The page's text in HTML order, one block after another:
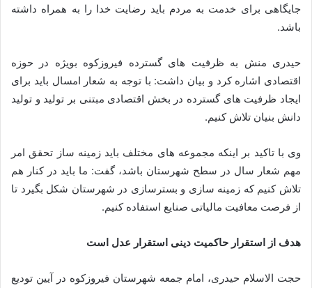
جایگاهی برای خدمت به مردم باید رضایت خدا را به همراه داشته
باشد.
حیدری منش به ظرفیت های گسترده فیروزکوه بویژه در حوزه
اقتصادی اشاره کرد و بیان داشت: با توجه به شعار امسال باید برای
ایجاد ظرفیت های گسترده در بخش اقتصادی مبتنی بر تولید و تولید
دانش بنیان تلاش کنیم.
وی با تاکید بر اینکه مجموعه های مختلف باید زمینه ساز تحقق امر
مهم شعار سال در سطح شهرستان باشد، گفت: ما باید در کنار هم
تلاش کنیم که زمینه سازی و بسترسازی در شهرستان شکل بگیرد تا
از فرصت معافیت مالیاتی صنایع استفاده کنیم.
هدف از استقرار حاکمیت دینی استقرار عدل است
حجت الاسلام حیدری، امام جمعه شهرستان فیروزکوه در آیین تودیع